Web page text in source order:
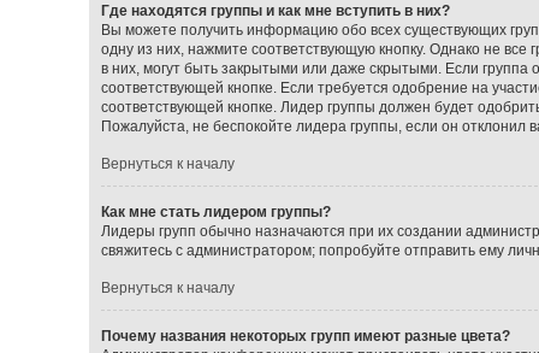
Где находятся группы и как мне вступить в них?
Вы можете получить информацию обо всех существующих
одну из них, нажмите соответствующую кнопку. Однако не
в них, могут быть закрытыми или даже скрытыми. Если
соответствующей кнопке. Если требуется одобрение на
соответствующей кнопке. Лидер группы должен будет
Пожалуйста, не беспокойте лидера группы, если он отклонил
Вернуться к началу
Как мне стать лидером группы?
Лидеры групп обычно назначаются при их создании
свяжитесь с администратором; попробуйте отправить ему
Вернуться к началу
Почему названия некоторых групп имеют разные цвета?